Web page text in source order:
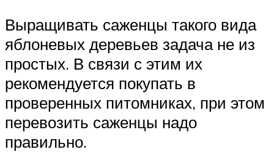
Выращивать саженцы такого вида
яблоневых деревьев задача не из
простых. В связи с этим их
рекомендуется покупать в
проверенных питомниках, при этом
перевозить саженцы надо
правильно.